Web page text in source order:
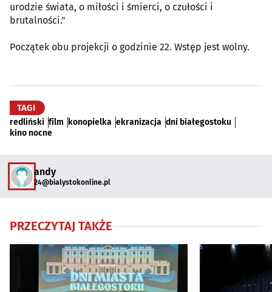
urodzie świata, o miłości i śmierci, o czułości i
brutalności."
Początek obu projekcji o godzinie 22. Wstęp jest wolny.
TAGI
redliński film konopielka ekranizacja dni białegostoku
kino nocne
andy
24@bialystokonline.pl
PRZECZYTAJ TAKŻE